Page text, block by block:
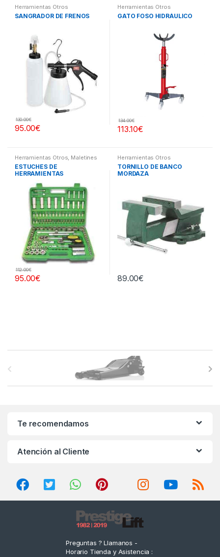
Herramientas Otros
SANGRADOR DE FRENOS
95.00€
130.00€
Herramientas Otros
GATO FOSO HIDRÁULICO
113.10€
134.00€
Herramientas Otros, Maletines
Herramientas, Extractores,
Compresímetros, otros
ESTUCHES DE
HERRAMIENTAS
95.00€
112.00€
Herramientas Otros
TORNILLO DE BANCO
MORDAZA
89.00€
Te recomendamos
Atención al Cliente
Preguntas ? Llamanos -
Horario Tienda y Asistencia :